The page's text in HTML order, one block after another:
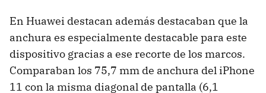
En Huawei destacan además destacaban que la
anchura es especialmente destacable para este
dispositivo gracias a ese recorte de los marcos.
Comparaban los 75,7 mm de anchura del iPhone
11 con la misma diagonal de pantalla (6,1